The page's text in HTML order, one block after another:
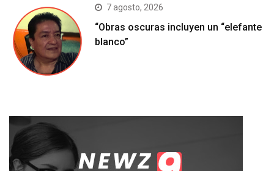
7 agosto, 2026
“Obras oscuras incluyen un “elefante
blanco”